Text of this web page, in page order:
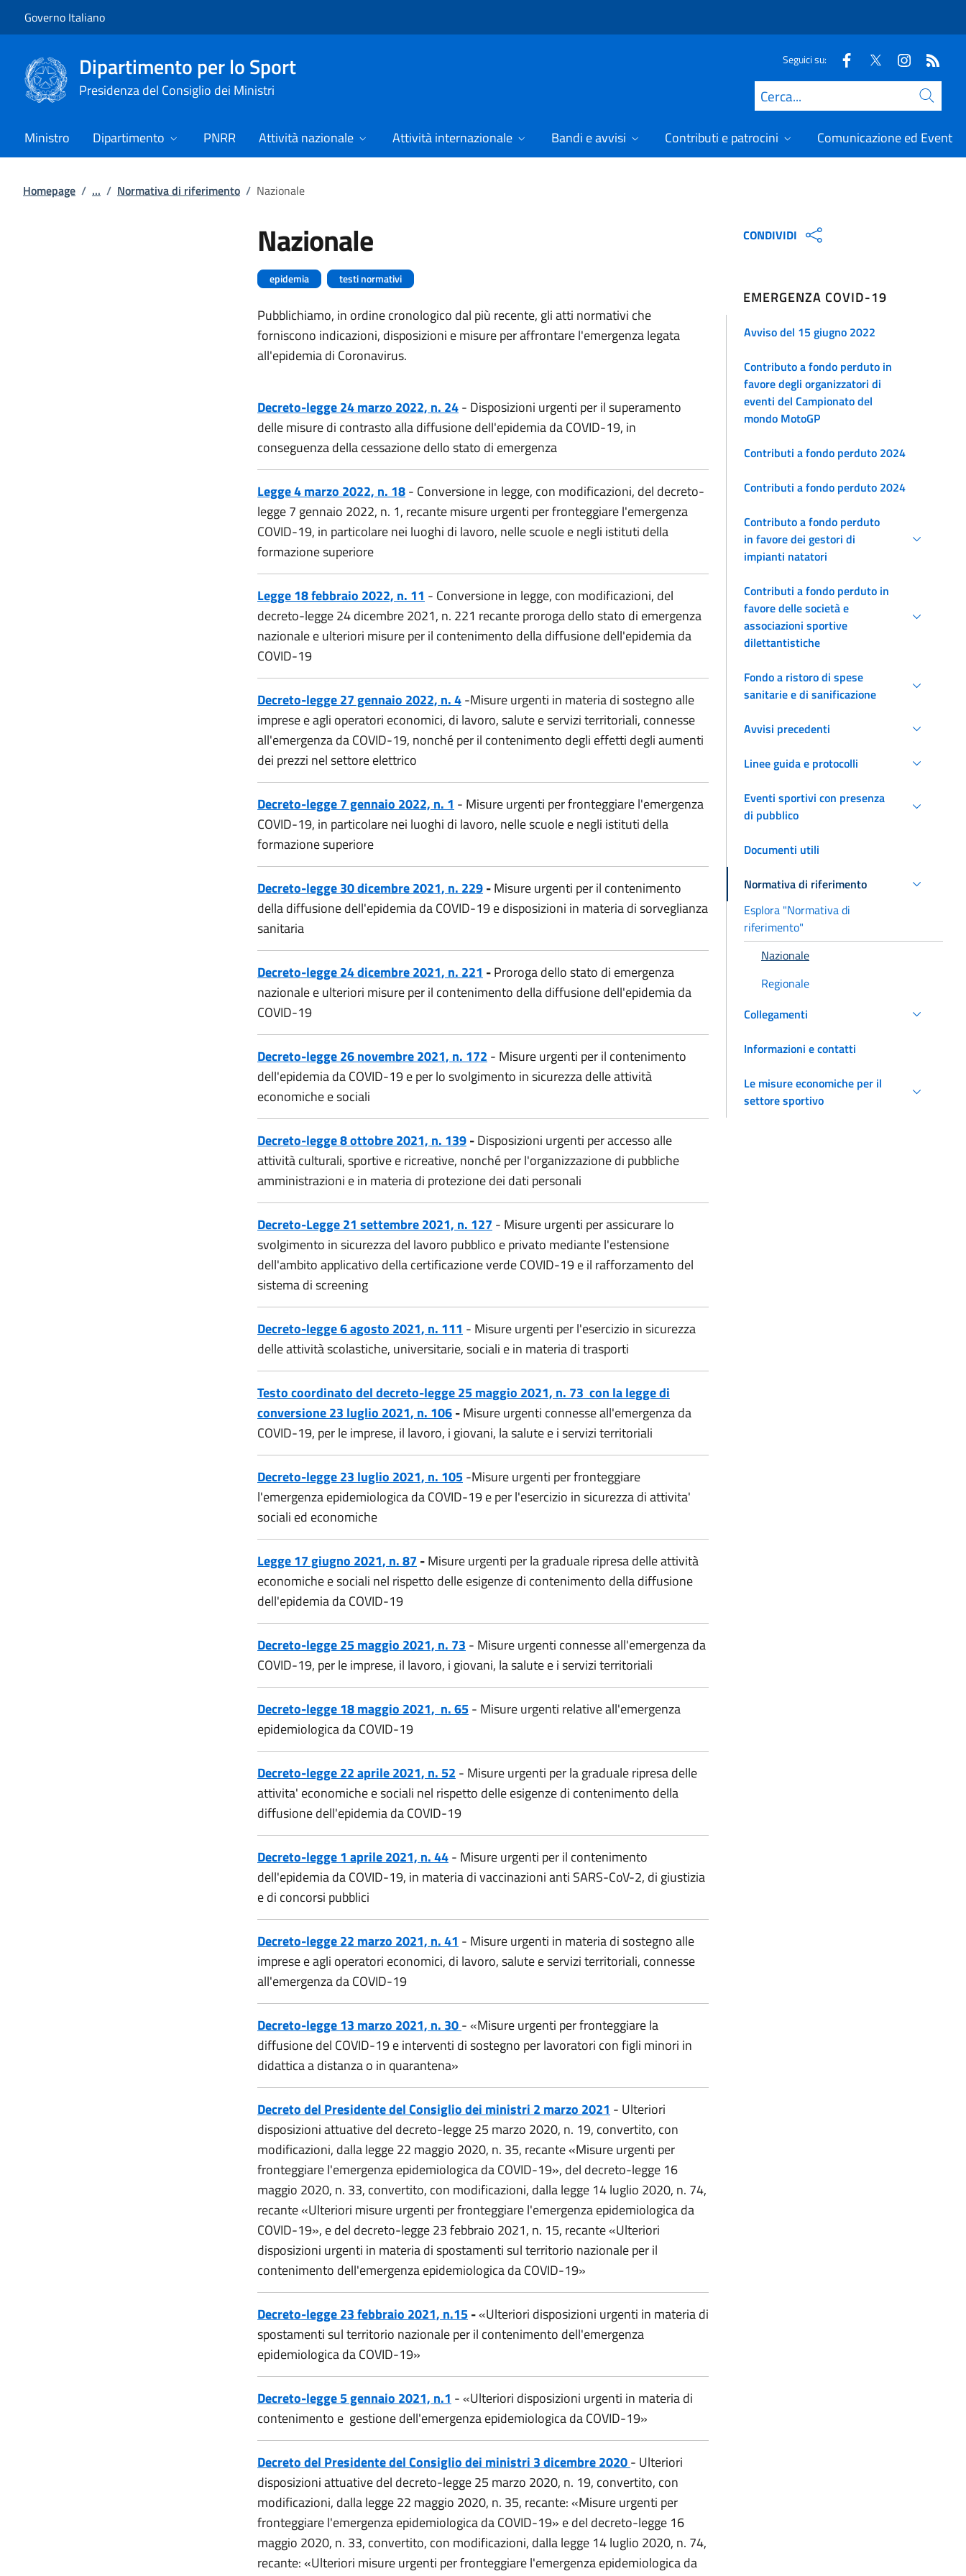
Governo Italiano
Dipartimento per lo Sport
Presidenza del Consiglio dei Ministri
Seguici su:
Cerca
Ministro Dipartimento PNRR Attività nazionale Attività internazionale Bandi e avvisi Contributi e patrocini Comunicazione ed Eventi
Homepage / ... / Normativa di riferimento / Nazionale
Nazionale
epidemia testi normativi
Pubblichiamo, in ordine cronologico dal più recente, gli atti normativi che
forniscono indicazioni, disposizioni e misure per affrontare l'emergenza legata
all'epidemia di Coronavirus.
Decreto-legge 24 marzo 2022, n. 24- Disposizioni urgenti per il superamento
delle misure di contrasto alla diffusione dell'epidemia da COVID-19, in
conseguenza della cessazione dello stato di emergenza
Legge 4 marzo 2022, n. 18- Conversione in legge, con modificazioni, del decreto-
legge 7 gennaio 2022, n. 1, recante misure urgenti per fronteggiare l'emergenza
COVID-19, in particolare nei luoghi di lavoro, nelle scuole e negli istituti della
formazione superiore
Legge 18 febbraio 2022, n. 11 - Conversione in legge, con modificazioni, del
decreto-legge 24 dicembre 2021, n. 221 recante proroga dello stato di emergenza
nazionale e ulteriori misure per il contenimento della diffusione dell'epidemia da
COVID-19
Decreto-legge 27 gennaio 2022, n. 4-Misure urgenti in materia di sostegno alle
imprese e agli operatori economici, di lavoro, salute e servizi territoriali, connesse
all'emergenza da COVID-19, nonché per il contenimento degli effetti degli aumenti
dei prezzi nel settore elettrico
Decreto-legge 7 gennaio 2022, n. 1 - Misure urgenti per fronteggiare l'emergenza
COVID-19, in particolare nei luoghi di lavoro, nelle scuole e negli istituti della
formazione superiore
Decreto-legge 30 dicembre 2021, n. 229-Misure urgenti per il contenimento
della diffusione dell'epidemia da COVID-19 e disposizioni in materia di sorveglianza
sanitaria
Decreto-legge 24 dicembre 2021, n. 221 -Proroga dello stato di emergenza
nazionale e ulteriori misure per il contenimento della diffusione dell'epidemia da
COVID-19
Decreto-legge 26 novembre 2021, n. 172 - Misure urgenti per il contenimento
dell'epidemia da COVID-19 e per lo svolgimento in sicurezza delle attività
economiche e sociali
Decreto-legge 8 ottobre 2021, n. 139-Disposizioni urgenti per accesso alle
attività culturali, sportive e ricreative, nonché per l'organizzazione di pubbliche
amministrazioni e in materia di protezione dei dati personali
Decreto-Legge 21 settembre 2021, n. 127 - Misure urgenti per assicurare lo
svolgimento in sicurezza del lavoro pubblico e privato mediante l'estensione
dell'ambito applicativo della certificazione verde COVID-19 e il rafforzamento del
sistema di screening
Decreto-legge 6 agosto 2021, n. 111 - Misure urgenti per l'esercizio in sicurezza
delle attività scolastiche, universitarie, sociali e in materia di trasporti
Testo coordinato del decreto-legge 25 maggio 2021, n. 73 con la legge di
conversione 23 luglio 2021, n. 106-Misure urgenti connesse all'emergenza da
COVID-19, per le imprese, il lavoro, i giovani, la salute e i servizi territoriali
Decreto-legge 23 luglio 2021, n. 105-Misure urgenti per fronteggiare
l'emergenza epidemiologica da COVID-19 e per l'esercizio in sicurezza di attivita'
sociali ed economiche
Legge 17 giugno 2021, n. 87 -Misure urgenti per la graduale ripresa delle attività
economiche e sociali nel rispetto delle esigenze di contenimento della diffusione
dell'epidemia da COVID-19
Decreto-legge 25 maggio 2021, n. 73 - Misure urgenti connesse all'emergenza da
COVID-19, per le imprese, il lavoro, i giovani, la salute e i servizi territoriali
Decreto-legge 18 maggio 2021, n. 65- Misure urgenti relative all'emergenza
epidemiologica da COVID-19
Decreto-legge 22 aprile 2021, n. 52 - Misure urgenti per la graduale ripresa delle
attivita' economiche e sociali nel rispetto delle esigenze di contenimento della
diffusione dell'epidemia da COVID-19
Decreto-legge 1 aprile 2021, n. 44- Misure urgenti per il contenimento
dell'epidemia da COVID-19, in materia di vaccinazioni anti SARS-CoV-2, di giustizia
e di concorsi pubblici
Decreto-legge 22 marzo 2021, n. 41 - Misure urgenti in materia di sostegno alle
imprese e agli operatori economici, di lavoro, salute e servizi territoriali, connesse
all'emergenza da COVID-19
Decreto-legge 13 marzo 2021, n. 30- «Misure urgenti per fronteggiare la
diffusione del COVID-19 e interventi di sostegno per lavoratori con figli minori in
didattica a distanza o in quarantena»
Decreto del Presidente del Consiglio dei ministri 2 marzo 2021 - Ulteriori
disposizioni attuative del decreto-legge 25 marzo 2020, n. 19, convertito, con
modificazioni, dalla legge 22 maggio 2020, n. 35, recante «Misure urgenti per
fronteggiare l'emergenza epidemiologica da COVID-19», del decreto-legge 16
maggio 2020, n. 33, convertito, con modificazioni, dalla legge 14 luglio 2020, n. 74,
recante «Ulteriori misure urgenti per fronteggiare l'emergenza epidemiologica da
COVID-19», e del decreto-legge 23 febbraio 2021, n. 15, recante «Ulteriori
disposizioni urgenti in materia di spostamenti sul territorio nazionale per il
contenimento dell'emergenza epidemiologica da COVID-19»
Decreto-legge 23 febbraio 2021, n.15-«Ulteriori disposizioni urgenti in materia di
spostamenti sul territorio nazionale per il contenimento dell'emergenza
epidemiologica da COVID-19»
Decreto-legge 5 gennaio 2021, n.1 - «Ulteriori disposizioni urgenti in materia di
contenimento e gestione dell'emergenza epidemiologica da COVID-19»
Decreto del Presidente del Consiglio dei ministri 3 dicembre 2020- Ulteriori
disposizioni attuative del decreto-legge 25 marzo 2020, n. 19, convertito, con
modificazioni, dalla legge 22 maggio 2020, n. 35, recante: «Misure urgenti per
fronteggiare l'emergenza epidemiologica da COVID-19» e del decreto-legge 16
maggio 2020, n. 33, convertito, con modificazioni, dalla legge 14 luglio 2020, n. 74,
recante: «Ulteriori misure urgenti per fronteggiare l'emergenza epidemiologica da
CONDIVIDI
EMERGENZA COVID-19
Avviso del 15 giugno 2022
Contributo a fondo perduto in
favore degli organizzatori di
eventi del Campionato del
mondo MotoGP
Contributi a fondo perduto 2024
Contributi a fondo perduto 2024
Contributo a fondo perduto
in favore dei gestori di
impianti natatori
Contributi a fondo perduto in
favore delle società e
associazioni sportive
dilettantistiche
Fondo a ristoro di spese
sanitarie e di sanificazione
Avvisi precedenti
Linee guida e protocolli
Eventi sportivi con presenza
di pubblico
Documenti utili
Normativa di riferimento
Esplora "Normativa di
riferimento"
Nazionale
Regionale
Collegamenti
Informazioni e contatti
Le misure economiche per il
settore sportivo